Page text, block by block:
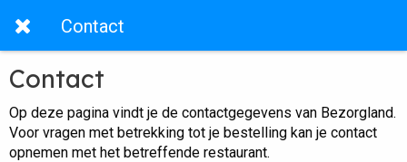
Contact
Contact
Op deze pagina vindt je de contactgegevens van Bezorgland.
Voor vragen met betrekking tot je bestelling kan je contact
opnemen met het betreffende restaurant.